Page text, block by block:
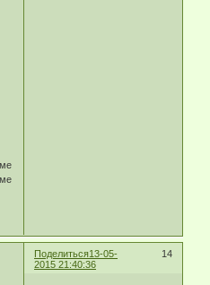
Поделиться 14
13-05-
2015 21:40:36